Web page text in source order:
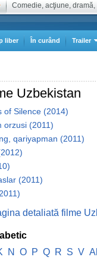
Comedie, acţiune, dramă,
liber În curând Trailer
Uzbekistan
of Silence (2014)
orzusi (2011)
qariyapman (2011)
(2011)
detaliată filme
N O P Q R S V